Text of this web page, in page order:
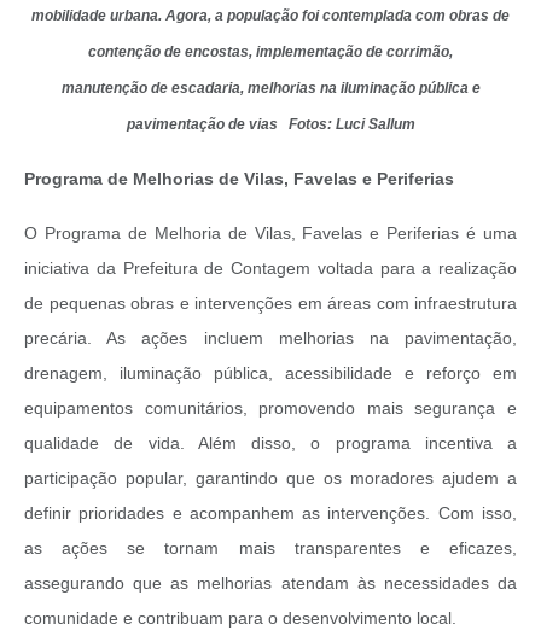
mobilidade urbana. Agora, a população foi contemplada com obras de
contenção de encostas, implementação de corrimão,
manutenção de escadaria, melhorias na iluminação pública e
pavimentação de vias Fotos: Luci Sallum
Programa de Melhorias de Vilas, Favelas e Periferias
O Programa de Melhoria de Vilas, Favelas e Periferias é uma
iniciativa da Prefeitura de Contagem voltada para a realização
de pequenas obras e intervenções em áreas com infraestrutura
precária. As ações incluem melhorias na pavimentação,
drenagem, iluminação pública, acessibilidade e reforço em
equipamentos comunitários, promovendo mais segurança e
qualidade de vida. Além disso, o programa incentiva a
participação popular, garantindo que os moradores ajudem a
definir prioridades e acompanhem as intervenções. Com isso,
as ações se tornam mais transparentes e eficazes,
assegurando que as melhorias atendam às necessidades da
comunidade e contribuam para o desenvolvimento local.